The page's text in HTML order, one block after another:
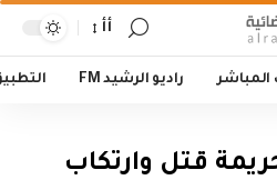
أأ
المباشر راديو الرشيد FM
قـتل وارتكاب